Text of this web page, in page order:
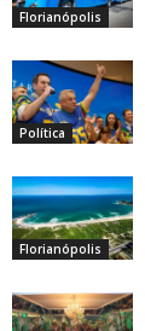
Florianópolis
Política
Florianópolis